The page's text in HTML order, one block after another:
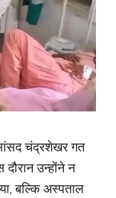
चंद्रशेखर गत
उन्होंने न
बल्कि अस्पताल